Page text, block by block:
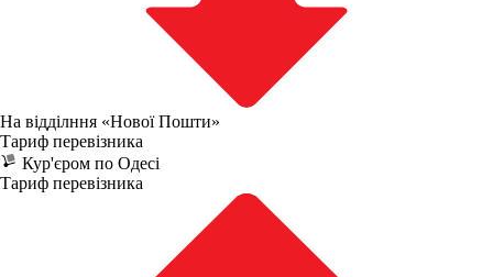
На відділння «Нової Пошти»
Тариф перевізника
Кур'єром по Одесі
Тариф перевізника